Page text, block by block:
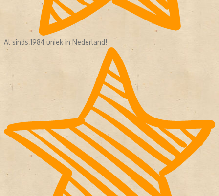
Al sinds 1984 uniek in Nederland!